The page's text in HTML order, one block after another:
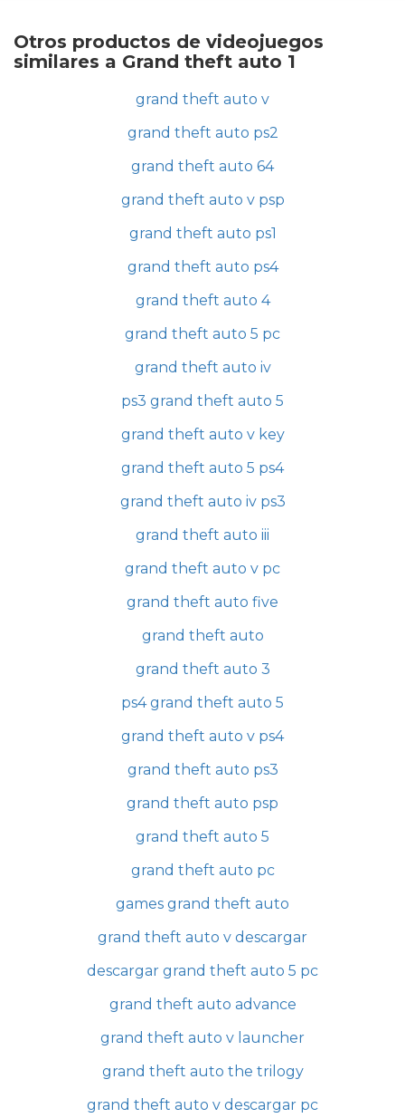
Otros productos de videojuegos
similares a Grand theft auto 1
grand theft auto v
grand theft auto ps2
grand theft auto 64
grand theft auto v psp
grand theft auto ps1
grand theft auto ps4
grand theft auto 4
grand theft auto 5 pc
grand theft auto iv
ps3 grand theft auto 5
grand theft auto v key
grand theft auto 5 ps4
grand theft auto iv ps3
grand theft auto iii
grand theft auto v pc
grand theft auto five
grand theft auto
grand theft auto 3
ps4 grand theft auto 5
grand theft auto v ps4
grand theft auto ps3
grand theft auto psp
grand theft auto 5
grand theft auto pc
games grand theft auto
grand theft auto v descargar
descargar grand theft auto 5 pc
grand theft auto advance
grand theft auto v launcher
grand theft auto the trilogy
grand theft auto v descargar pc